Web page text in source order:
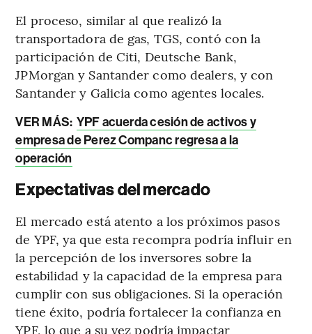
El proceso, similar al que realizó la
transportadora de gas, TGS, contó con la
participación de Citi, Deutsche Bank,
JPMorgan y Santander como dealers, y con
Santander y Galicia como agentes locales.
VER MÁS: YPF acuerda cesión de activos y
empresa de Perez Companc regresa a la
operación
Expectativas del mercado
El mercado está atento a los próximos pasos
de YPF, ya que esta recompra podría influir en
la percepción de los inversores sobre la
estabilidad y la capacidad de la empresa para
cumplir con sus obligaciones. Si la operación
tiene éxito, podría fortalecer la confianza en
YPF, lo que a su vez podría impactar